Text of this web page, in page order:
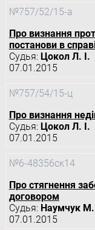
№757/52/15-а
Про визнання
постанови в
Судья: Цокол Л. І.
07.01.2015
№757/54/15-ц
Про визнання
Судья: Цокол Л. І.
07.01.2015
№6-48356ск14
Про стягнення
договором
Судья: Наумчук
07.01.2015